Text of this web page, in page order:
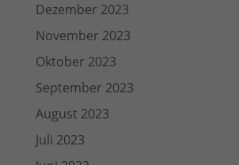
Dezember 2023
November 2023
Oktober 2023
September 2023
August 2023
Juli 2023